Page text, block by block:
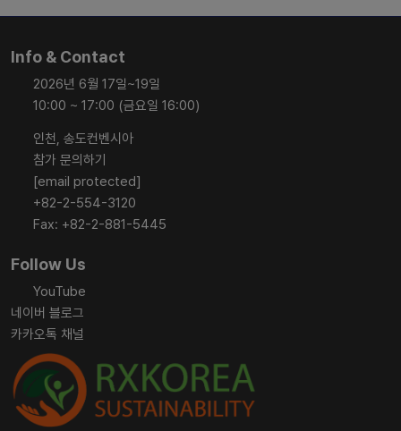
Info & Contact
2026년 6월 17일~19일
10:00 ~ 17:00 (금요일 16:00)
인천, 송도컨벤시아
참가 문의하기
[email protected]
+82-2-554-3120
Fax: +82-2-881-5445
Follow Us
YouTube
네이버 블로그
카카오톡 채널